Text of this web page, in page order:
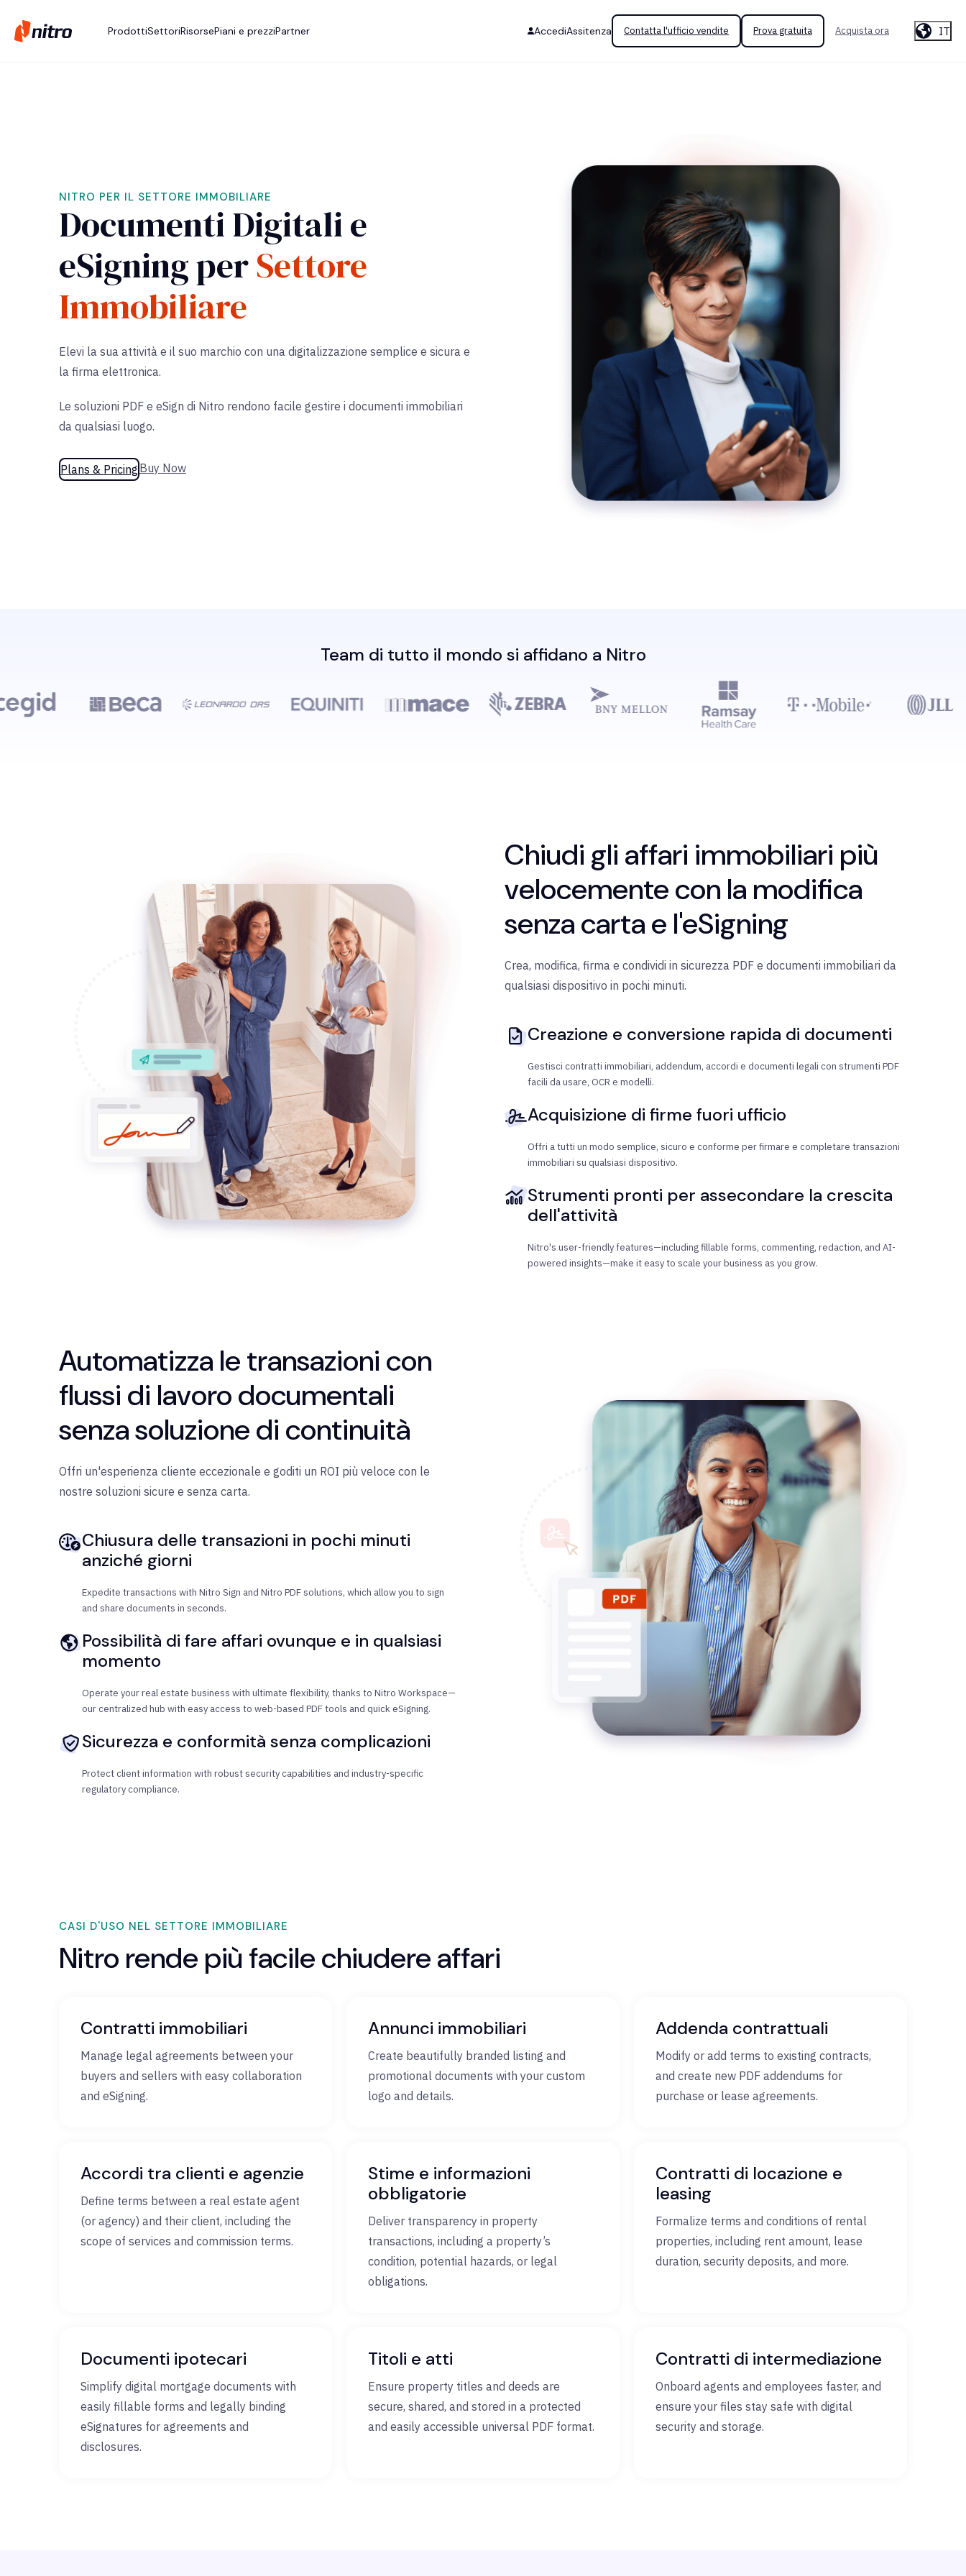
ProdottiSettoriRisorsePiani e prezziPartner AccediAssitenza Contatta l'ufficio vendite Prova gratuita Acquista ora IT
NITRO PER IL SETTORE IMMOBILIARE
Documenti Digitali e
eSigning perSettore
Immobiliare
Elevi la sua attività e il suo marchio con una digitalizzazione semplice e sicura e
la firma elettronica.
Le soluzioni PDF e eSign di Nitro rendono facile gestire i documenti immobiliari
da qualsiasi luogo.
Plans & Pricing Buy Now
Team di tutto il mondo si affidano a Nitro
Chiudi gli affari immobiliari più
velocemente con la modifica
senza carta e l'eSigning
Crea, modifica, firma e condividi in sicurezza PDF e documenti immobiliari da
qualsiasi dispositivo in pochi minuti.
Creazione e conversione rapida di documenti
Gestisci contratti immobiliari, addendum, accordi e documenti legali con strumenti PDF
facili da usare, OCR e modelli.
Acquisizione di firme fuori ufficio
Offri a tutti un modo semplice, sicuro e conforme per firmare e completare transazioni
immobiliari su qualsiasi dispositivo.
Strumenti pronti per assecondare la crescita
dell'attività
Nitro's user-friendly features—including fillable forms, commenting, redaction, and AI-
powered insights—make it easy to scale your business as you grow.
Automatizza le transazioni con
flussi di lavoro documentali
senza soluzione di continuità
Offri un'esperienza cliente eccezionale e goditi un ROI più veloce con le
nostre soluzioni sicure e senza carta.
Chiusura delle transazioni in pochi minuti
anziché giorni
Expedite transactions with Nitro Sign and Nitro PDF solutions, which allow you to sign
and share documents in seconds.
Possibilità di fare affari ovunque e in qualsiasi
momento
Operate your real estate business with ultimate flexibility, thanks to Nitro Workspace—
our centralized hub with easy access to web-based PDF tools and quick eSigning.
Sicurezza e conformità senza complicazioni
Protect client information with robust security capabilities and industry-specific
regulatory compliance.
CASI D'USO NEL SETTORE IMMOBILIARE
Nitro rende più facile chiudere affari
Contratti immobiliari
Manage legal agreements between your
buyers and sellers with easy collaboration
and eSigning.
Annunci immobiliari
Create beautifully branded listing and
promotional documents with your custom
logo and details.
Addenda contrattuali
Modify or add terms to existing contracts,
and create new PDF addendums for
purchase or lease agreements.
Accordi tra clienti e agenzie
Define terms between a real estate agent
(or agency) and their client, including the
scope of services and commission terms.
Stime e informazioni
obbligatorie
Deliver transparency in property
transactions, including a property’s
condition, potential hazards, or legal
obligations.
Contratti di locazione e
leasing
Formalize terms and conditions of rental
properties, including rent amount, lease
duration, security deposits, and more.
Documenti ipotecari
Simplify digital mortgage documents with
easily fillable forms and legally binding
eSignatures for agreements and
disclosures.
Titoli e atti
Ensure property titles and deeds are
secure, shared, and stored in a protected
and easily accessible universal PDF format.
Contratti di intermediazione
Onboard agents and employees faster, and
ensure your files stay safe with digital
security and storage.